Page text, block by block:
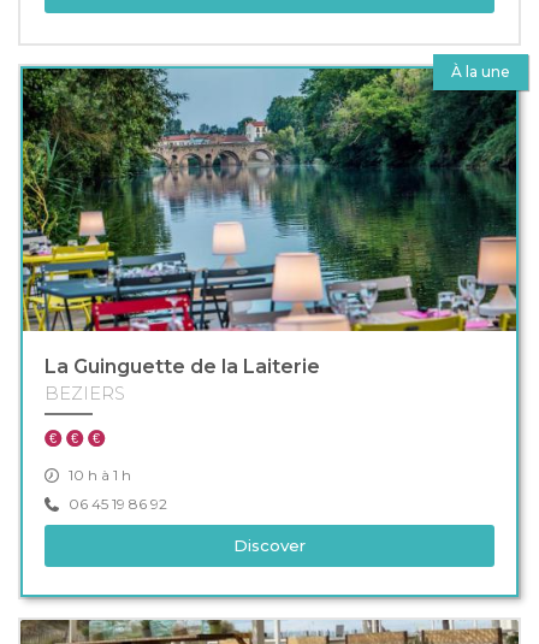
À la une
La Guinguette de la Laiterie
BEZIERS
10 h à 1 h
06 45 19 86 92
Discover